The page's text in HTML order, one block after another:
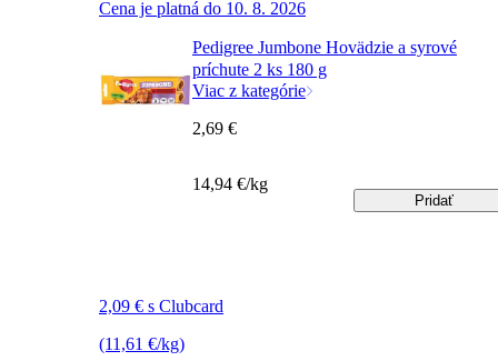
Cena je platná do 10. 8. 2026
Pedigree Jumbone Hovädzie a syrové
príchute 2 ks 180 g
Viac z kategórie
2,09 € s Clubcard
(11,61 €/kg)
2,69 €
14,94 €/kg
Pridať